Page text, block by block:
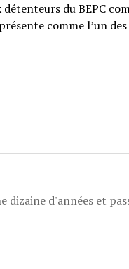
du BEPC
comme l’un
dizaine d'années et